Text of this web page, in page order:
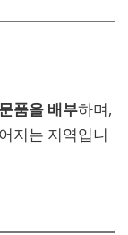
품을 배부하며,
지는 지역입니